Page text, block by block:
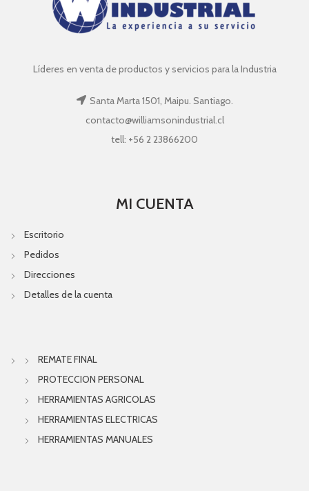
Líderes en venta de productos y servicios para la Industria
Santa Marta 1501, Maipu. Santiago.
contacto@williamsonindustrial.cl
tell: +56 2 23866200
MI CUENTA
Escritorio
Pedidos
Direcciones
Detalles de la cuenta
REMATE FINAL
PROTECCION PERSONAL
HERRAMIENTAS AGRICOLAS
HERRAMIENTAS ELECTRICAS
HERRAMIENTAS MANUALES